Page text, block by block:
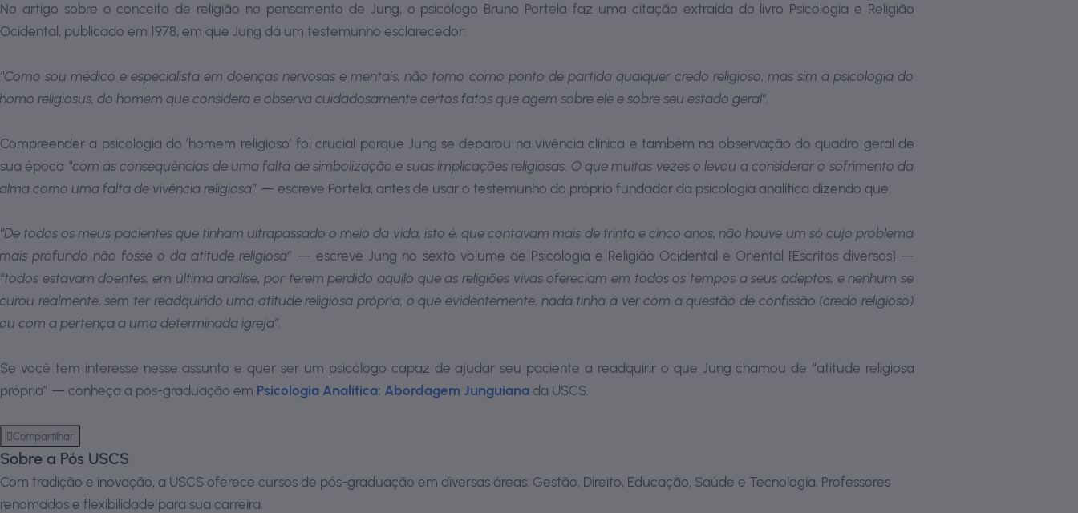
No artigo sobre o conceito de religião no pensamento de Jung, o psicólogo Bruno Portela faz uma citação extraída do livro Psicologia e Religião
Ocidental, publicado em 1978, em que Jung dá um testemunho esclarecedor:
“Como sou médico e especialista em doenças nervosas e mentais, não tomo como ponto de partida qualquer credo religioso, mas sim a psicologia do
homo religiosus, do homem que considera e observa cuidadosamente certos fatos que agem sobre ele e sobre seu estado geral”.
Compreender a psicologia do ‘homem religioso’ foi crucial porque Jung se deparou na vivência clínica e também na observação do quadro geral de
sua época “com as consequências de uma falta de simbolização e suas implicações religiosas. O que muitas vezes o levou a considerar o sofrimento da
alma como uma falta de vivência religiosa” — escreve Portela, antes de usar o testemunho do próprio fundador da psicologia analítica dizendo que:
“De todos os meus pacientes que tinham ultrapassado o meio da vida, isto é, que contavam mais de trinta e cinco anos, não houve um só cujo problema
mais profundo não fosse o da atitude religiosa” — escreve Jung no sexto volume de Psicologia e Religião Ocidental e Oriental [Escritos diversos] —
“todos estavam doentes, em última análise, por terem perdido aquilo que as religiões vivas ofereciam em todos os tempos a seus adeptos, e nenhum se
curou realmente, sem ter readquirido uma atitude religiosa própria, o que evidentemente, nada tinha a ver com a questão de confissão (credo religioso)
ou com a pertença a uma determinada igreja”.
Se você tem interesse nesse assunto e quer ser um psicólogo capaz de ajudar seu paciente a readquirir o que Jung chamou de “atitude religiosa
própria” — conheça a pós-graduação em Psicologia Analítica: Abordagem Junguiana da USCS.
Compartilhar
Sobre a Pós USCS
Com tradição e inovação, a USCS oferece cursos de pós-graduação em diversas áreas: Gestão, Direito, Educação, Saúde e Tecnologia. Professores
renomados e flexibilidade para sua carreira.